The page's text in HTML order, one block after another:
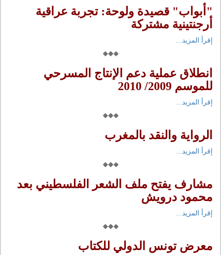
"أبواب" قصيدة ولوحة: تجربة عراقية
أرجنتينية مشتركة
إقرأ المزيد...
انطلاق عملية دعم الإنتاج المسرحي
للموسم 2009/ 2010
إقرأ المزيد...
الرواية والنقد بالمغرب
إقرأ المزيد...
مشارف يفتح ملف الشعر الفلسطيني بعد
محمود درويش
إقرأ المزيد...
معرض تونس الدولي للكتاب